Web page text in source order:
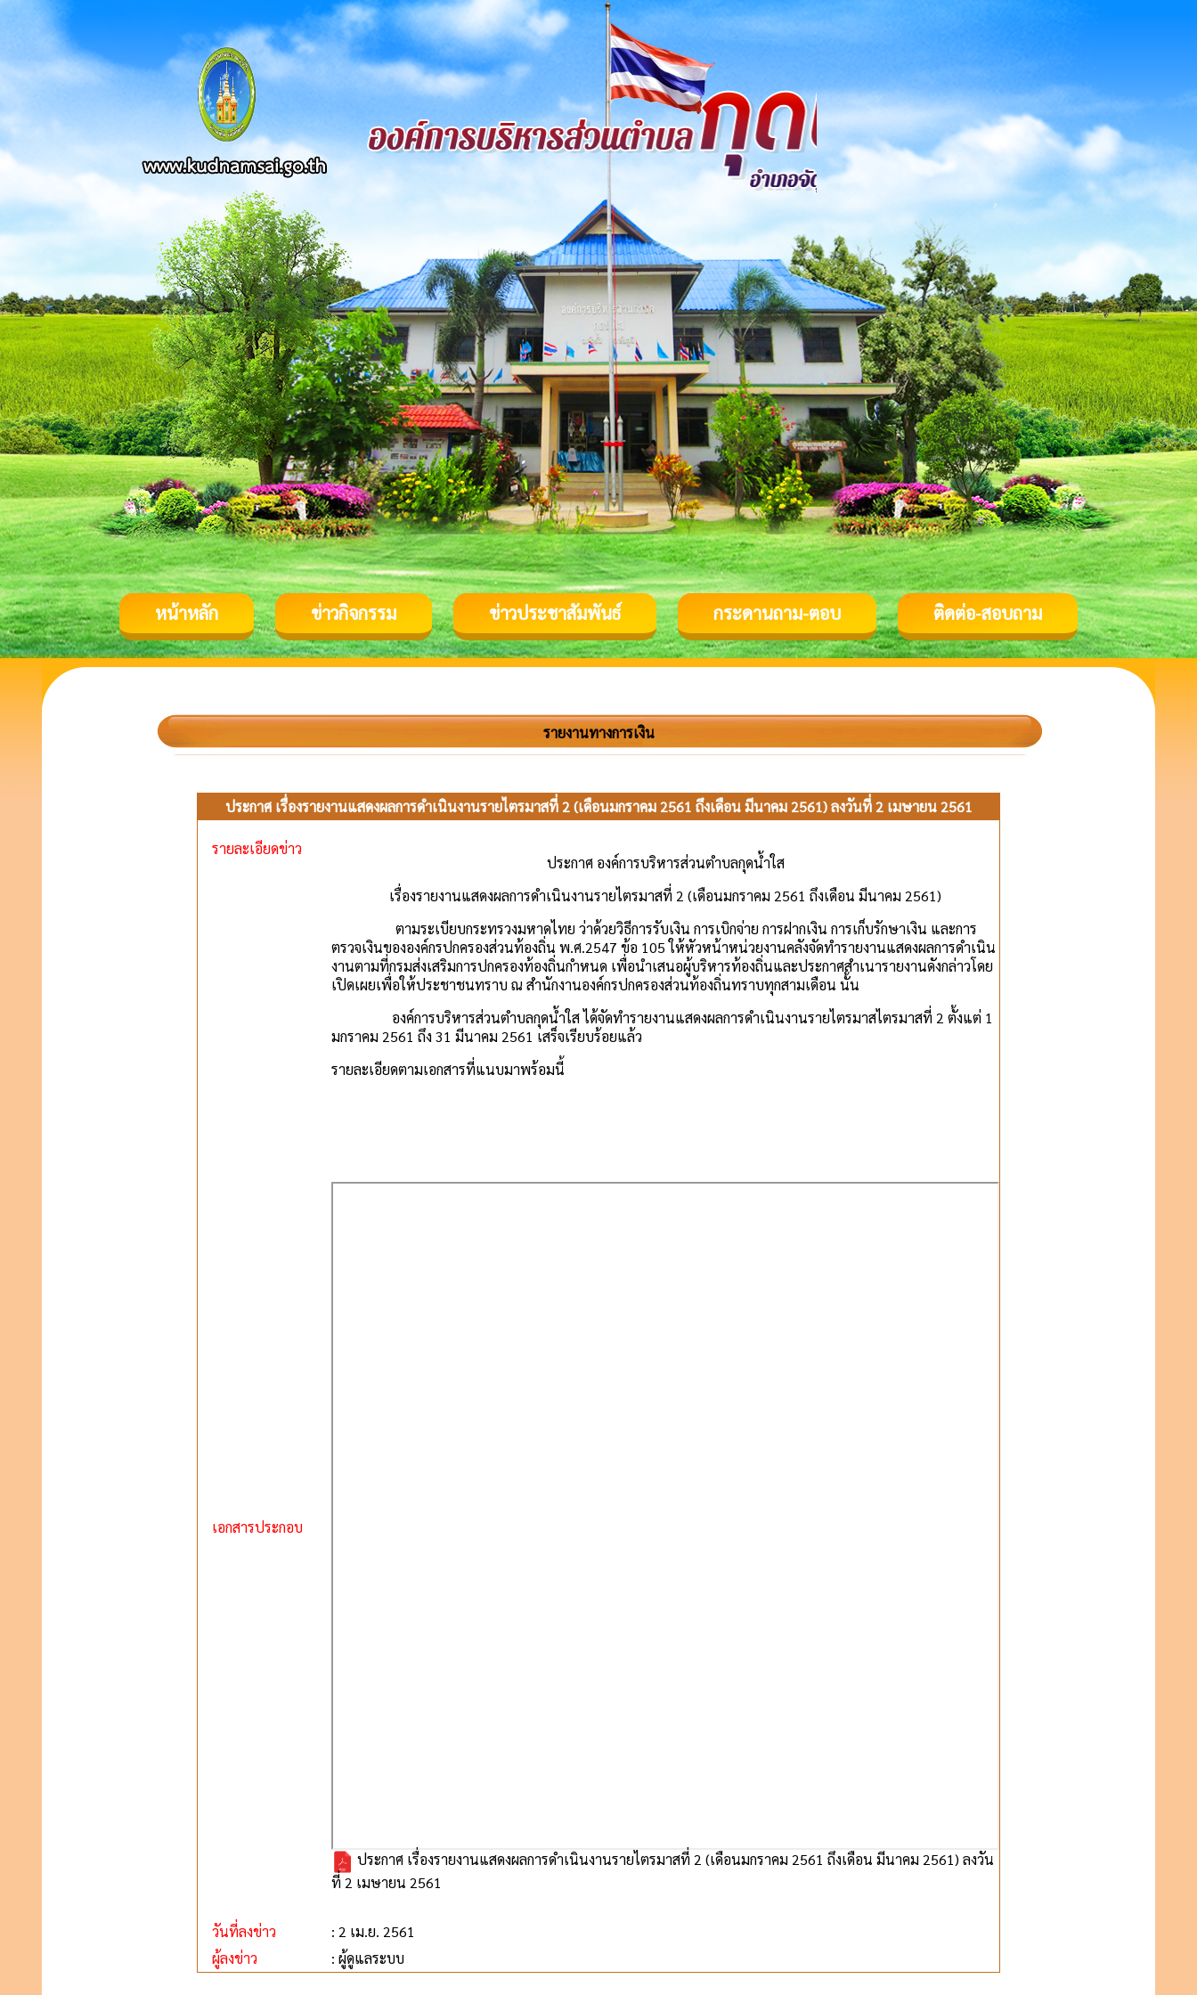
หน้าหลัก ข่าวกิจกรรม ข่าวประชาสัมพันธ์ กระดานถาม-ตอบ ติดต่อ-สอบถาม
รายงานทางการเงิน
ประกาศ เรื่องรายงานแสดงผลการดำเนินงานรายไตรมาสที่ 2 (เดือนมกราคม 2561 ถึงเดือน มีนาคม 2561) ลงวันที่ 2 เมษายน 2561
รายละเอียดข่าว
ประกาศ องค์การบริหารส่วนตำบลกุดน้ำใส
เรื่องรายงานแสดงผลการดำเนินงานรายไตรมาสที่ 2 (เดือนมกราคม 2561 ถึงเดือน มีนาคม 2561)
ตามระเบียบกระทรวงมหาดไทย ว่าด้วยวิธีการรับเงิน การเบิกจ่าย การฝากเงิน การเก็บรักษาเงิน และการ
ตรวจเงินขององค์กรปกครองส่วนท้องถิ่น พ.ศ.2547 ข้อ 105 ให้หัวหน้าหน่วยงานคลังจัดทำรายงานแสดงผลการดำเนิน
งานตามที่กรมส่งเสริมการปกครองท้องถิ่นกำหนด เพื่อนำเสนอผู้บริหารท้องถิ่นและประกาศสำเนารายงานดังกล่าวโดย
เปิดเผยเพื่อให้ประชาชนทราบ ณ สำนักงานองค์กรปกครองส่วนท้องถิ่นทราบทุกสามเดือน นั้น
องค์การบริหารส่วนตำบลกุดน้ำใส ได้จัดทำรายงานแสดงผลการดำเนินงานรายไตรมาสไตรมาสที่ 2 ตั้งแต่ 1
มกราคม 2561 ถึง 31 มีนาคม 2561 เสร็จเรียบร้อยแล้ว
รายละเอียดตามเอกสารที่แนบมาพร้อมนี้
เอกสารประกอบ
ประกาศ เรื่องรายงานแสดงผลการดำเนินงานรายไตรมาสที่ 2 (เดือนมกราคม 2561 ถึงเดือน มีนาคม 2561) ลงวัน
ที่ 2 เมษายน 2561
วันที่ลงข่าว
: 2 เม.ย. 2561
ผู้ลงข่าว
: ผู้ดูแลระบบ